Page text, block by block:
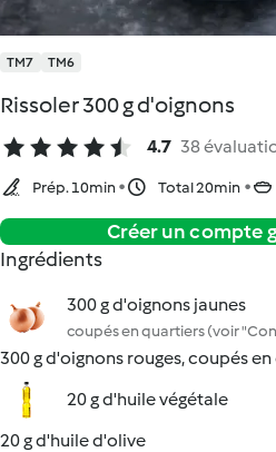
TM7 TM6
Rissoler 300 g d'oignons
4.7 38
Prép. 10min Total 20min
Créer un compte
Ingrédients
300 g d'oignons jaunes
coupés en quartiers (voir
300 g d'oignons rouges, coupés
20 g d'huile végétale
20 g d'huile d'olive